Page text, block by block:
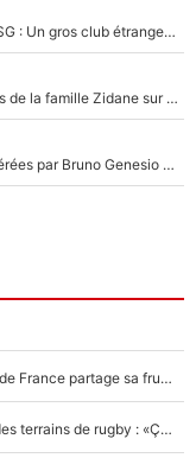
Ferran Torres a pris sa décision concernant le PSG : Un gros club étranger prêt à relancer le feuilleton pour la signature du champion du monde 2026 !
«Il est très heureux et impatient» : Les révélations de la famille Zidane sur sa prise de pouvoir en équipe de France !
Plus de 100M€ pour l'OM : Voici les recrues espérées par Bruno Genesio et Grégory Lorenzi après l’opération dégraissage
Mis de côté par Fabien Galthié, un joueur du XV de France partage sa frustration : «ils ne me l’ont pas dit tout de suite»
La raison d'être de Matthieu Jalibert en dehors des terrains de rugby : «Ça m'atteint autant que si tu touches à un membre de ma famille»